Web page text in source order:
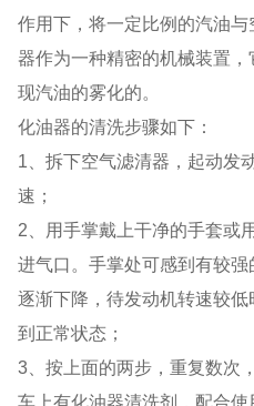
作用下，将一定比例的汽油
器作为一种精密的机械装置
现汽油的雾化的。
化油器的清洗步骤如下：
1、拆下空气滤清器，起动发
速；
2、用手掌戴上干净的手套或
进气口。手掌处可感到有较
逐渐下降，待发动机转速较
到正常状态；
3、按上面的两步，重复数次
车上有化油器清洗剂，配合使